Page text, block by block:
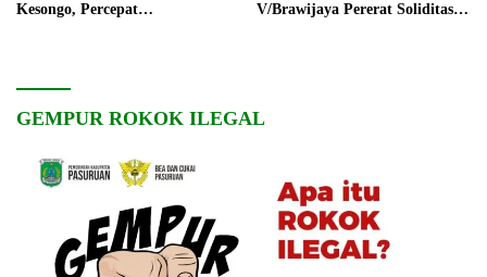
Kesongo, Percepat
V/Brawijaya Pererat Soliditas
GEMPUR ROKOK ILEGAL